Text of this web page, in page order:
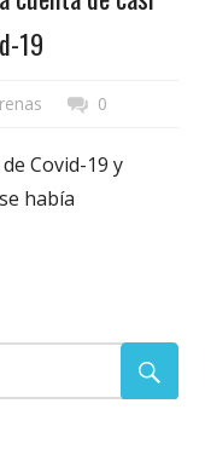
19
0
Covid-19 y
había